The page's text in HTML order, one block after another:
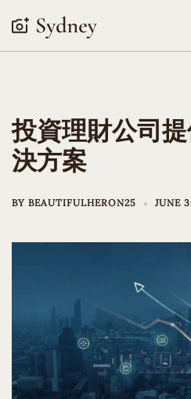
content
投資理財公司
決方案
BY BEAUTIFULHERON25 JUNE